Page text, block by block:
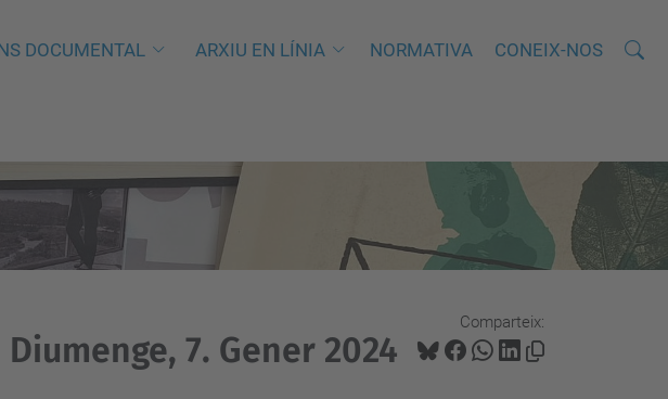
DOCUMENTAL ARXIU EN LÍNIA NORMATIVA CONEIX-NOS Cerca
C
v
a
Comparteix:
7. Gener 2024